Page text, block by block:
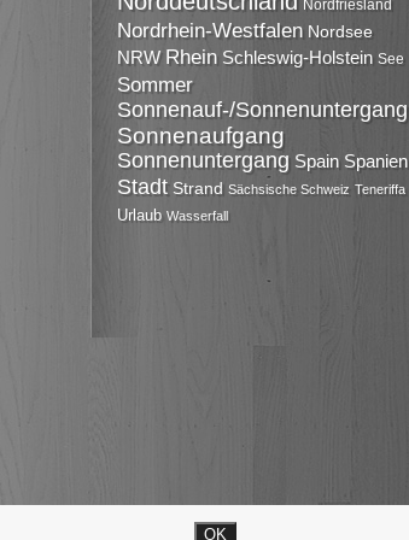
Nordfriesland
Nordrhein-Westfalen Nordsee
NRW Rhein Schleswig-Holstein See
Sommer
Sonnenauf-/Sonnenuntergang
Sonnenaufgang
Sonnenuntergang Spain Spanien
Stadt Strand Sächsische Schweiz Teneriffa
Urlaub Wasserfall
OK